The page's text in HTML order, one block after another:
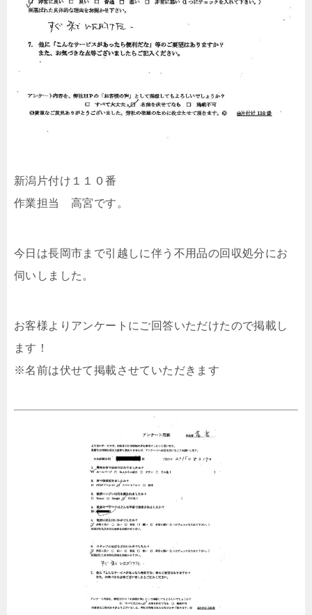
新潟片付け１１０番
作業担当 高宮です。
今日は長岡市まで引越しに伴う不用品の回収処分にお
伺いしました。
お客様よりアンケートにご回答いただけたので掲載し
ます！
※名前は伏せて掲載させていただきます